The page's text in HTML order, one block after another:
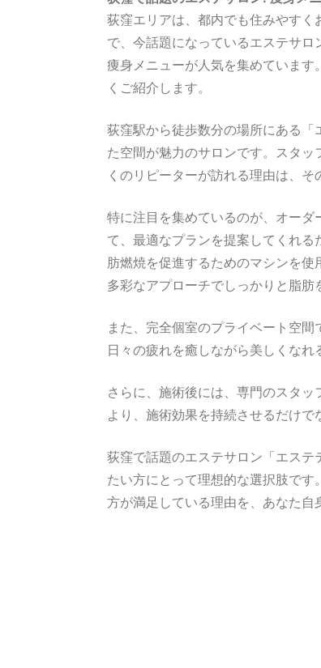
荻窪エリアは、都内でも住みやす
で、今話題になっているエステサ
痩身メニューが人気を集めていま
くご紹介します。
荻窪駅から徒歩数分の場所にある「
た空間が魅力のサロンです。スタ
くのリピーターが訪れる理由は、そ
特に注目を集めているのが、オー
て、最適なプランを提案してくれ
肪燃焼を促進するためのマシンを使
多彩なアプローチでしっかりと脂肪
また、完全個室のプライベート空間
日々の疲れを癒しながら美しくなれ
さらに、施術後には、専門のスタ
より、施術効果を持続させるだけで
荻窪で話題のエステサロン「エステ
たい方にとって理想的な選択肢で
方が満足している理由を、あなた自